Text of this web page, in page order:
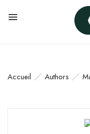
Accueil Authors